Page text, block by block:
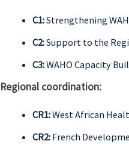
C1:Strengthening
C2:Support to the
C3:WAHO Capacity
Regional coordination:
CR1:West African
CR2: French